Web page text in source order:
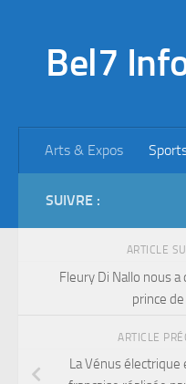
Bel7
Arts & Expos
SUIVRE :
ARTICLE
Fleury Di Nallo nous
prince
ARTICLE
La Vénus